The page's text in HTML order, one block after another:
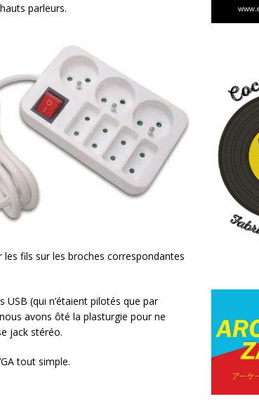
parleurs.
fils sur les broches correspondantes
(qui n’étaient pilotés que par
avons ôté la plasturgie pour ne
jack stéréo.
tout simple.